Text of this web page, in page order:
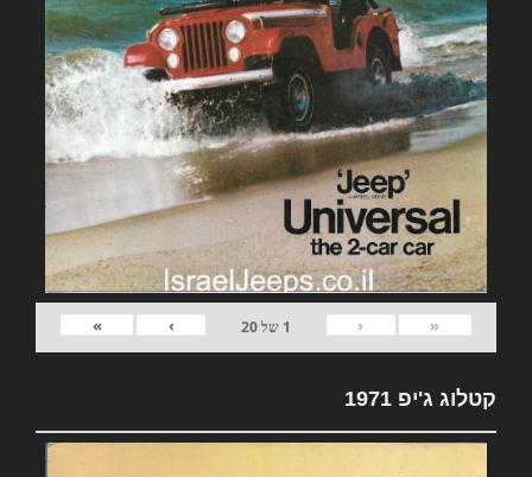
«
‹
1 של20
›
»
קטלוג ג'יפ 1971